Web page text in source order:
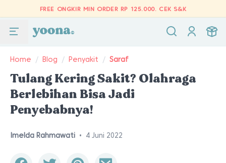
FREE ONGKIR MIN ORDER RP 125.000. CEK S&K
Home / Blog / Penyakit / Saraf
Tulang Kering Sakit? Olahraga
Berlebihan Bisa Jadi
Penyebabnya!
Imelda Rahmawati • 4 Juni 2022